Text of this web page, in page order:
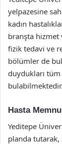
yelpazesine
kadın
branşta hizmet
fizik tedavi ve
bölümler de
duydukları tüm
bulabilmektedir.
Hasta
Yeditepe
planda